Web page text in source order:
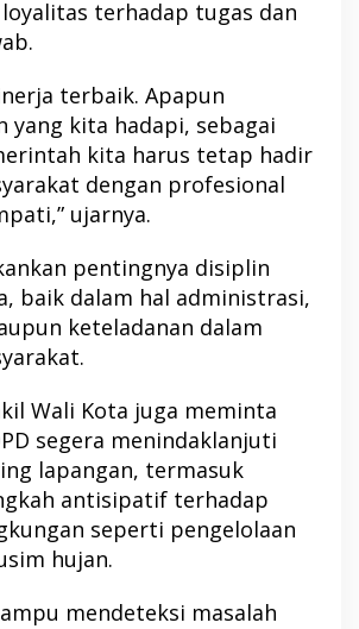
terhadap tugas dan
terbaik. Apapun
yang kita hadapi, sebagai
kita harus tetap hadir
dengan profesional
ujarnya.
pentingnya disiplin
baik dalam hal administrasi,
keteladanan dalam
Wali Kota juga meminta
segera menindaklanjuti
lapangan, termasuk
antisipatif terhadap
seperti pengelolaan
hujan.
mendeteksi masalah